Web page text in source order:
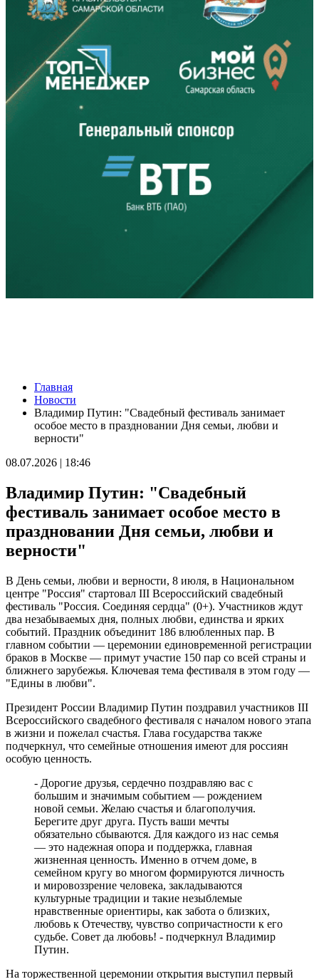
День строителя в России: какие даты отмечаются 9 августа
09.08.2026 | 08:20
В Самарской области 9 августа будет аномальная жара
09.08.2026 | 07:04
Серия магнитных бурь ожидается в Самарской области во
08.08.2026 | 21:52
08.08.2026 | 21:26
Вячеслав Федорищев поздравил "Волонтёров-медиков" с
десятилетием
08.08.2026 | 21:07
Есть погибшие: в Ставропольском районе столкнулись две
моторные лодки
Вячеслав Федорищев – в топ-3 губернаторов по количеству
подписчиков в "МАКСе"
08.08.2026 | 20:01
Состав ХК ЦСК ВВС пополнили два нападающих
08.08.2026 | 19:39
Вячеслав Федорищев: "В Самарской области сильные,
спортивные и талантливые люди"
08.08.2026 | 19:11
8 августа самарские "Крылья Советов" на домашнем стадионе
08.08.2026 | 18:41
Вячеслав Федорищев: "У нас очень сильная федерация
прыжков на батуте"
08.08.2026 | 17:57
Самарцев приглашают на бесплатные тренировки 9 августа
8 августа в Самаре косят траву на 20-ти улицах
08.08.2026 | 17:08
Школы Самарской области перейдут на обновленную
программу с 1 сентября
08.08.2026 | 16:39
В Самарской области 8 августа объявили штормовое
предупреждение
08.08.2026 | 16:30
Вячеслав Федорищев вручил награды спортсменам, тренерам
и ветеранам
08.08.2026 | 15:59
Где в Самаре отключат холодную воду с 10 по 12 августа:
список адресов
08.08.2026 | 15:44
Главная
Новости
Владимир Путин: "Свадебный фестиваль занимает
особое место в праздновании Дня семьи, любви и
верности"
08.07.2026 | 18:46
Владимир Путин: "Свадебный
фестиваль занимает особое место в
праздновании Дня семьи, любви и
верности"
В День семьи, любви и верности, 8 июля, в Национальном
центре "Россия" стартовал III Всероссийский свадебный
фестиваль "Россия. Соединяя сердца" (0+). Участников ждут
два незабываемых дня, полных любви, единства и ярких
событий. Праздник объединит 186 влюбленных пар. В
главном событии — церемонии единовременной регистрации
браков в Москве — примут участие 150 пар со всей страны и
ближнего зарубежья. Ключевая тема фестиваля в этом году —
"Едины в любви".
Президент России Владимир Путин поздравил участников III
Всероссийского свадебного фестиваля с началом нового этапа
в жизни и пожелал счастья. Глава государства также
подчеркнул, что семейные отношения имеют для россиян
особую ценность.
- Дорогие друзья, сердечно поздравляю вас с
большим и значимым событием — рождением
новой семьи. Желаю счастья и благополучия.
Берегите друг друга. Пусть ваши мечты
обязательно сбываются. Для каждого из нас семья
— это надежная опора и поддержка, главная
жизненная ценность. Именно в отчем доме, в
семейном кругу во многом формируются личность
и мировоззрение человека, закладываются
культурные традиции и такие незыблемые
нравственные ориентиры, как забота о близких,
любовь к Отечеству, чувство сопричастности к его
судьбе. Совет да любовь! - подчеркнул Владимир
Путин.
На торжественной церемонии открытия выступил первый